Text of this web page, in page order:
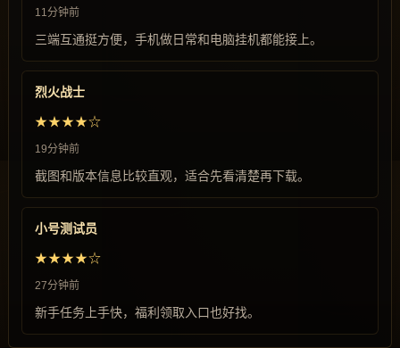
11分钟前
三端互通挺方便，手机做日常和电脑挂机都能接上。
烈火战士
★★★★☆
19分钟前
截图和版本信息比较直观，适合先看清楚再下载。
小号测试员
★★★★☆
27分钟前
新手任务上手快，福利领取入口也好找。